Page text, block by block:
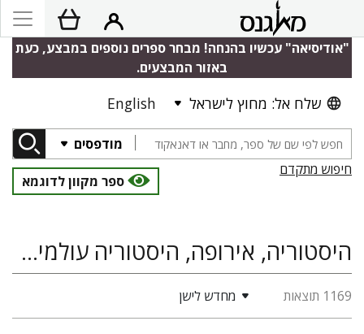
"אודיסיאה" עכשיו בהנחה! מבחר ספרים נוספים במבצע, כעת
באזור המבצעים.
שלח אל: מחוץ לישראל English
מודפסים
חיפוש מתקדם
ספר מקוון לדוגמא
היסטוריה, אירופה, היסטוריה עולמית, דתות, קלאסיקה
1169 תוצאות מחדש לישן